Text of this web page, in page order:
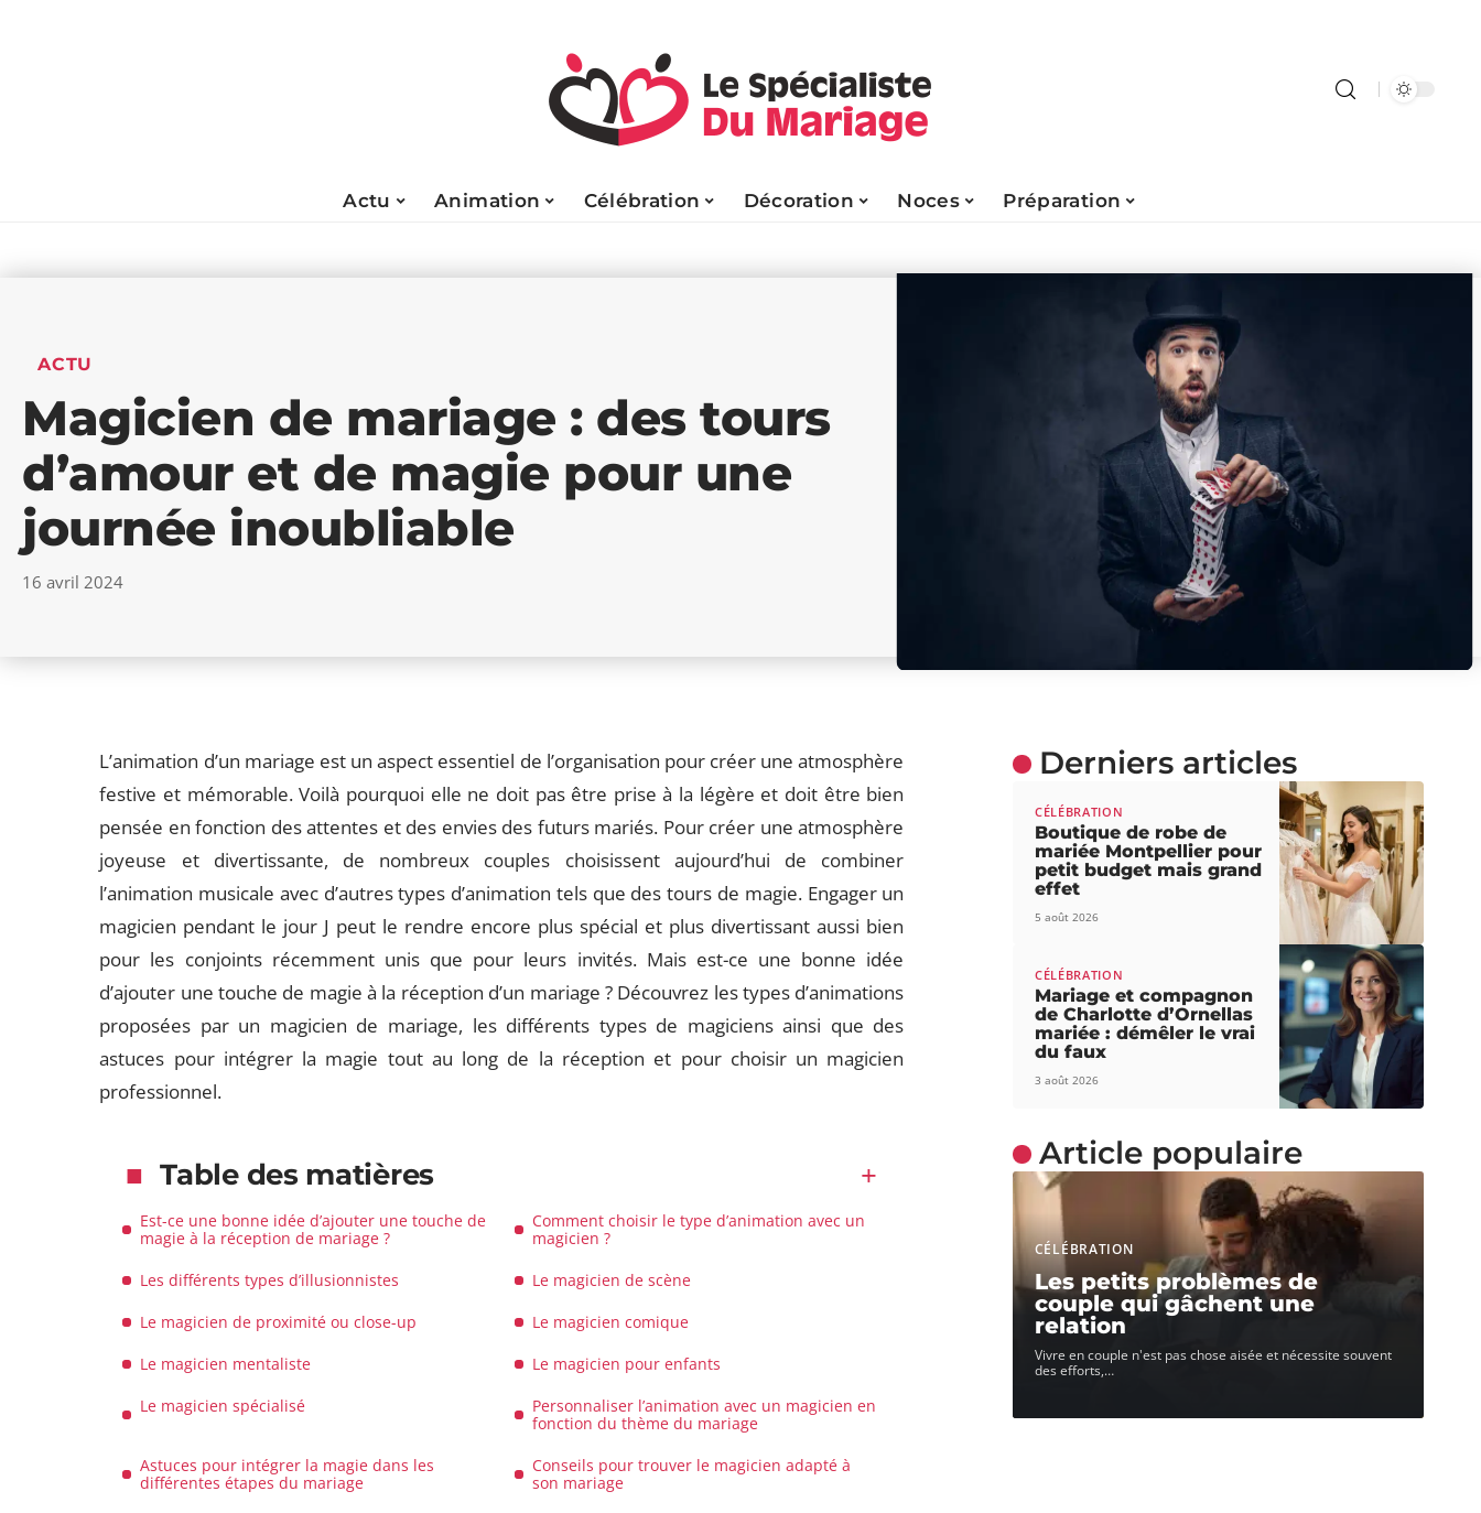
Actu Animation Célébration Décoration Noces Préparation
ACTU
Magicien de mariage : des tours
d’amour et de magie pour une
journée inoubliable
16 avril 2024
L’animation d’un mariage est un aspect essentiel de l’organisation pour créer une atmosphère
festive et mémorable. Voilà pourquoi elle ne doit pas être prise à la légère et doit être bien
pensée en fonction des attentes et des envies des futurs mariés. Pour créer une atmosphère
joyeuse et divertissante, de nombreux couples choisissent aujourd’hui de combiner
l’animation musicale avec d’autres types d’animation tels que des tours de magie. Engager un
magicien pendant le jour J peut le rendre encore plus spécial et plus divertissant aussi bien
pour les conjoints récemment unis que pour leurs invités. Mais est-ce une bonne idée
d’ajouter une touche de magie à la réception d’un mariage ? Découvrez les types d’animations
proposées par un magicien de mariage, les différents types de magiciens ainsi que des
astuces pour intégrer la magie tout au long de la réception et pour choisir un magicien
professionnel.
Table des matières
Est-ce une bonne idée d’ajouter une touche de
magie à la réception de mariage ?
Comment choisir le type d’animation avec un
magicien ?
Les différents types d’illusionnistes
Le magicien de scène
Le magicien de proximité ou close-up
Le magicien comique
Le magicien mentaliste
Le magicien pour enfants
Le magicien spécialisé
Personnaliser l’animation avec un magicien en
fonction du thème du mariage
Astuces pour intégrer la magie dans les
différentes étapes du mariage
Conseils pour trouver le magicien adapté à
son mariage
Derniers articles
CÉLÉBRATION
Boutique de robe de
mariée Montpellier pour
petit budget mais grand
effet
5 août 2026
CÉLÉBRATION
Mariage et compagnon
de Charlotte d’Ornellas
mariée : démêler le vrai
du faux
3 août 2026
Article populaire
CÉLÉBRATION
Les petits problèmes de
couple qui gâchent une
relation
Vivre en couple n'est pas chose aisée et nécessite souvent
des efforts,…